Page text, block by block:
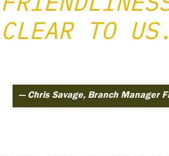
CLEAR TO
— Chris Savage, Branch Manager